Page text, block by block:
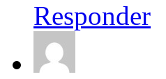
Responder